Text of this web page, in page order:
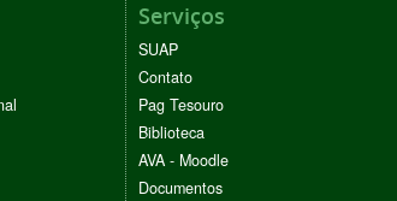
Serviços
SUAP
Contato
Pag Tesouro
Biblioteca
AVA - Moodle
Documentos